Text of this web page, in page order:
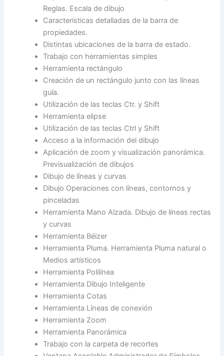
Reglas. Escala de dibujo
Características detalladas de la barra de
propiedades.
Distintas ubicaciones de la barra de estado.
Trabajo con herramientas simples
Herramienta rectángulo
Creación de un rectángulo junto con las líneas
guía.
Utilización de las teclas Ctr. y Shift
Herramienta elipse
Utilización de las teclas Ctrl y Shift
Acceso a la información del dibujo
Aplicación de zoom y visualización panorámica.
Previsualización de dibujos
Dibujo de líneas y curvas
Dibujo Operaciones con líneas, contornos y
pinceladas
Herramienta Mano Alzada. Dibujo de líneas rectas
y curvas
Herramienta Béizer
Herramienta Pluma. Herramienta Pluma natural o
Medios artísticos
Herramienta Polilínea
Herramienta Dibujo Inteligente
Herramienta Cotas
Herramienta Líneas de conexión
Herramienta Zoom
Herramienta Panorámica
Trabajo con la carpeta de recortes